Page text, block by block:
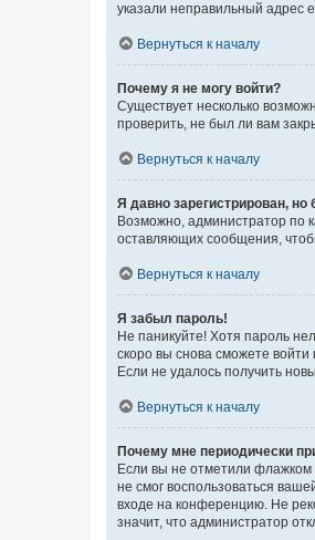
указали неправильный адрес
Вернуться к началу
Почему я не могу войти?
Существует несколько
проверить, не был ли вам
Вернуться к началу
Я давно зарегистрирован, но
Возможно, администратор по
оставляющих сообщения,
Вернуться к началу
Я забыл пароль!
Не паникуйте! Хотя пароль
скоро вы снова сможете
Если не удалось получить
Вернуться к началу
Почему мне периодически
Если вы не отметили флажком
не смог воспользоваться
входе на конференцию. Не
значит, что администратор